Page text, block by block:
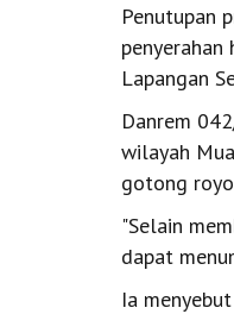
Penutupan
Lapangan
Danrem
wilayah
gotong
"Selain
dapat
Ia